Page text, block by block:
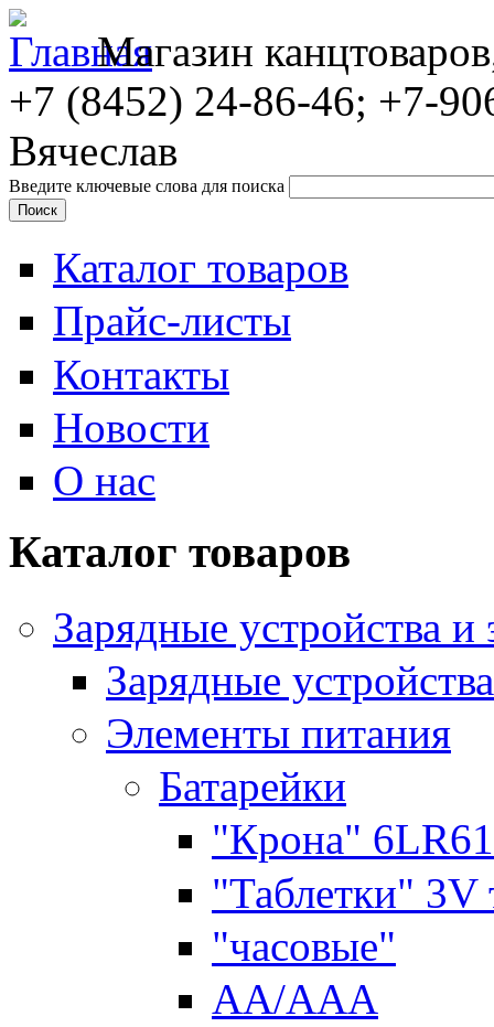
Магазин
+7 (8452) 24-86-46; +7-
Вячеслав
Введите ключевые слова для поиска
Каталог товаров
Прайс-листы
Контакты
Новости
О нас
Каталог товаров
Зарядные устройства
Зарядные устройства
Элементы питания
Батарейки
"Крона"
"Таблетки" 3V
"часовые"
AA/AAA